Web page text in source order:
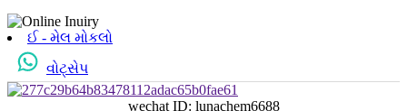
ઈ - મેલ મોકલો
વોટ્સેપ
wechat ID: lunachem6688